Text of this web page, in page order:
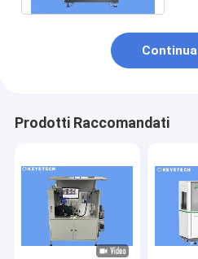
Continua
Prodotti Raccomandati